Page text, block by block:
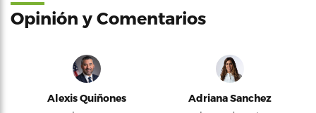
Opinión y Comentarios
Alexis Quiñones Adriana Sanchez